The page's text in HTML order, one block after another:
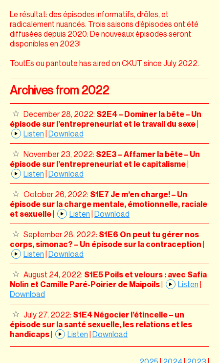
Le résultat: des épisodes informatifs, drôles, et
radicalement nuancés. Trois saisons d’épisodes ont été
diffusées depuis 2020. De nouveaux épisodes seront
disponibles en 2023!
ToutEs ou pantoute has aired on CKUT since July 2022.
Archives from 2022
December 28, 2022: S2E4 – Dominer la bête – Un
épisode sur l’entrepreneuriat et le travail du sexe|
Listen | Download
November 23, 2022: S2E3 – Affamer la bête – Un
épisode sur l’entrepreneuriat et le capitalisme|
Listen | Download
October 26, 2022: S1E7 Je m’en charge! – Un
épisode sur la charge mentale, émotionnelle, raciale
et sexuelle| Listen | Download
September 28, 2022: S1E6 On peut tu gérer nos
corps, simonac? – Un épisode sur la contraception |
Listen | Download
August 24, 2022: S1E5 Poils et velours : avec Safia
Nolin et Camille Paré-Poirier de Maipoils| Listen |
Download
July 27, 2022: S1E4 Négocier l’étincelle – un
épisode sur la santé sexuelle, les relations et les
handicaps| Listen | Download